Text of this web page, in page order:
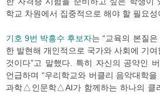
학교 차원에서 집중적으로 해야 할 필요성
기호 9번 박흥수 후보자는 “교육의 본질
한 발현해 개인적으로 국가와 사회에 기
것이다”고 말했다. 특히 자신의 공약인
언급하며 “우리학교와 버클리 음악대학
과학△인문학△AI가 함께하는 하나의 클